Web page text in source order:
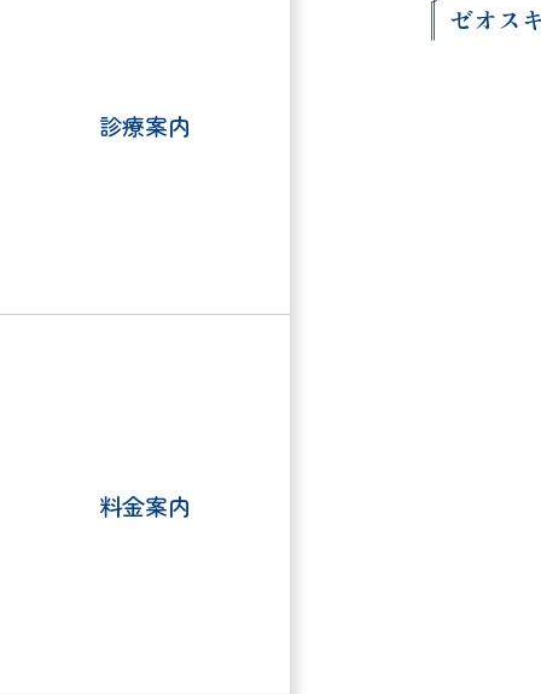
診療案内
料金案内
ゼオス